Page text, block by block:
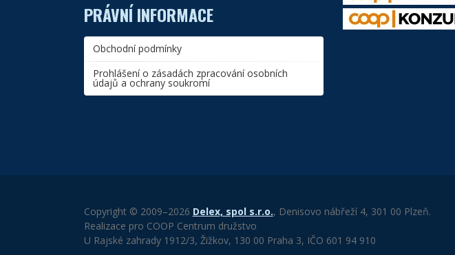
PRÁVNÍ INFORMACE
Obchodní podmínky
Prohlášení o zásadách zpracování osobních
údajů a ochrany soukromí
Copyright © 2009–2026 Delex, spol s.r.o., Denisovo nábřeží 4, 301 00 Plzeň.
Realizace pro COOP Centrum družstvo
U Rajské zahrady 1912/3, Žižkov, 130 00 Praha 3, IČO 601 94 910